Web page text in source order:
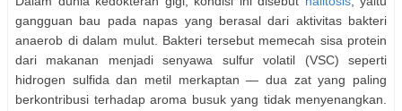
gangguan bau pada napas yang berasal dari aktivitas bakteri
anaerob di dalam mulut. Bakteri tersebut memecah sisa protein
dari makanan menjadi senyawa sulfur volatil (VSC) seperti
hidrogen sulfida dan metil merkaptan — dua zat yang paling
berkontribusi terhadap aroma busuk yang tidak menyenangkan.